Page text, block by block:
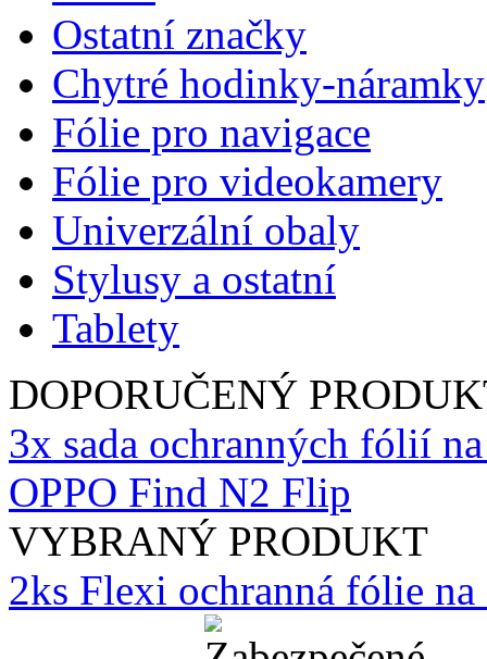
Ostatní značky
Chytré hodinky-náramky
Fólie pro navigace
Fólie pro videokamery
Univerzální obaly
Stylusy a ostatní
Tablety
DOPORUČENÝ
3x sada ochranných fólií
OPPO Find N2 Flip
VYBRANÝ PRODUKT
2ks Flexi ochranná fólie